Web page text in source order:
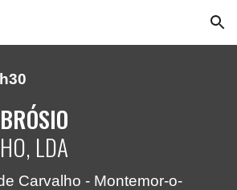
Skip to navigation
h30
LDA
Carvalho - Montemor-o-